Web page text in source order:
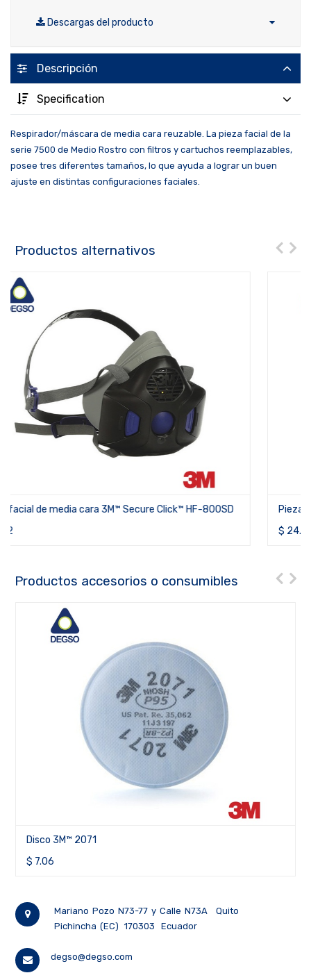
Descargas del producto
Descripción
Specification
Respirador/máscara de media cara reuzable. La pieza facial de la
serie 7500 de Medio Rostro con filtros y cartuchos reemplazables,
posee tres diferentes tamaños, lo que ayuda a lograr un buen
ajuste en distintas configuraciones faciales.
Productos alternativos
Pieza facial de media cara 3M™ serie 6000
Productos accesorios o consumibles
Disco 3M™ 2078
$ 11.77
Mariano Pozo N73-77 y Calle N73A
Quito
Pichincha (EC)
170303 Ecuador
degso@degso.com